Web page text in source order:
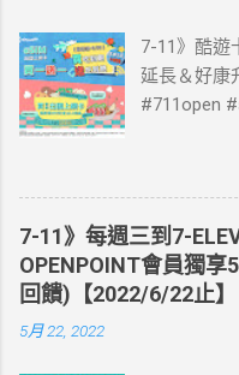
7-11》酷遊
延長＆好康
#711open
國上網卡
送王品集
活動網站登
卡：好康升
送同天數「
7-11》每週三到7-
OPENPOINT會員獨
回饋)【2022/6/22止】
5月 22, 2022